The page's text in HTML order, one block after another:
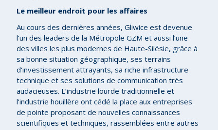
Le meilleur endroit pour les affaires
Au cours des dernières années, Gliwice est devenue
l’un des leaders de la Métropole GZM et aussi l’une
des villes les plus modernes de Haute-Silésie, grâce à
sa bonne situation géographique, ses terrains
d'investissement attrayants, sa riche infrastructure
technique et ses solutions de communication très
audacieuses. L’industrie lourde traditionnelle et
l’industrie houillère ont cédé la place aux entreprises
de pointe proposant de nouvelles connaissances
scientifiques et techniques, rassemblées entre autres